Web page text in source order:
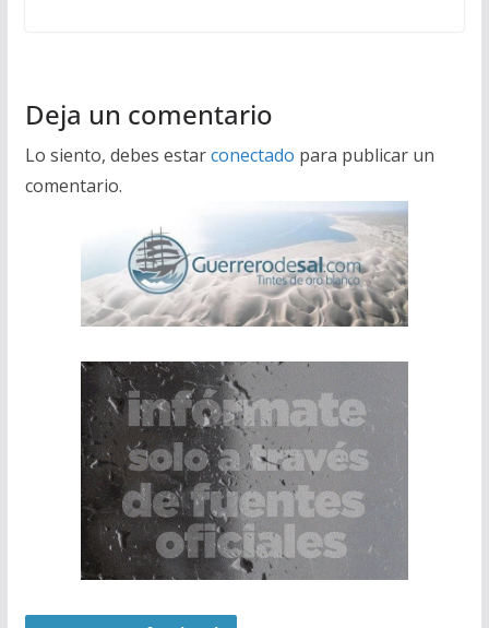
Deja un comentario
Lo siento, debes estarconectado para publicar un
comentario.